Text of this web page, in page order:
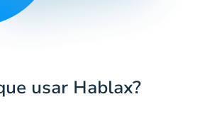
usar Hablax?